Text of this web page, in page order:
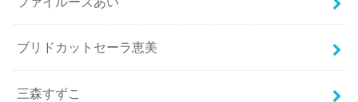
ブリドカットセーラ恵美
三森すずこ